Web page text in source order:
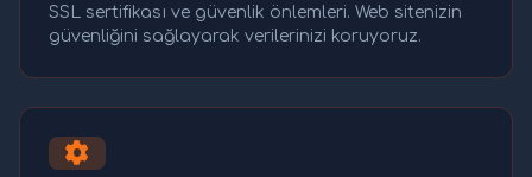
SSL sertifikası ve güvenlik önlemleri. Web sitenizin
güvenliğini sağlayarak verilerinizi koruyoruz.